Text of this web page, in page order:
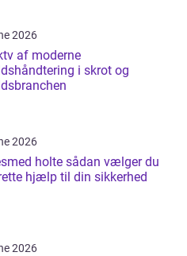
2026
af moderne
i skrot og
2026
holte sådan vælger du
hjælp til din sikkerhed
2026